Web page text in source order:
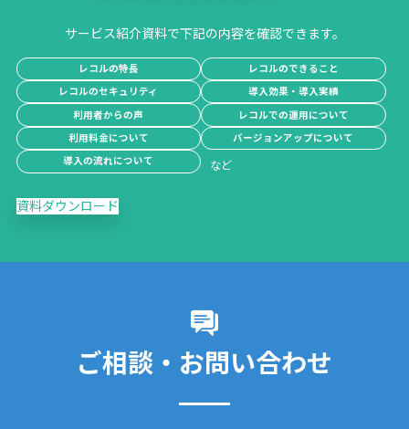
サービス紹介資料で下記の内容を確認できます。
レコルの特長
レコルのできること
レコルのセキュリティ
導入効果・導入実績
利用者からの声
レコルでの運用について
利用料金について
バージョンアップについて
導入の流れについて
資料ダウンロード
ご相談・お問い合わせ